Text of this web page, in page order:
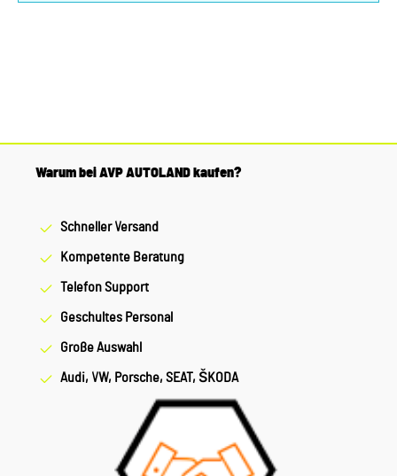
Warum bei AVP AUTOLAND kaufen?
Schneller Versand
Kompetente Beratung
Telefon Support
Geschultes Personal
Große Auswahl
Audi, VW, Porsche, SEAT, ŠKODA